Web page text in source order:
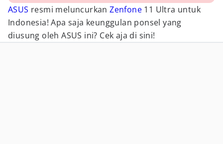
ASUS resmi meluncurkanZenfone 11 Ultra untuk
Indonesia! Apa saja keunggulan ponsel yang
diusung oleh ASUS ini? Cek aja di sini!